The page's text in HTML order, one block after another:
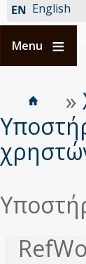
English
Menu
Είστε
εδώ
»